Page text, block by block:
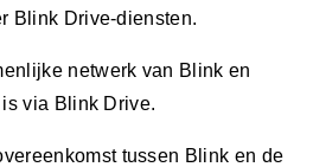
Blink Drive-diensten.
netwerk van Blink en
via Blink Drive.
tussen Blink en de